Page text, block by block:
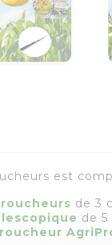
est
de 3
de